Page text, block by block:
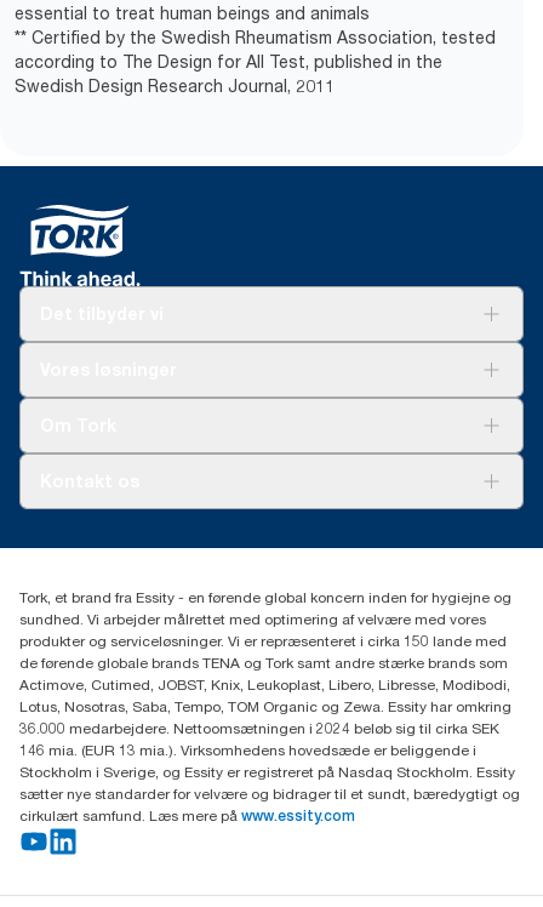
essential to treat human beings and animals
** Certified by the Swedish Rheumatism Association, tested
according to The Design for All Test, published in the
Swedish Design Research Journal, 2011
Smiley-rapport
(+45) 48 16 82 44
Professional Hygiene
Gydevang 33
DK-3450 Allerød
Tork, et brand fra Essity - en førende global koncern inden for hygiejne og
sundhed. Vi arbejder målrettet med optimering af velvære med vores
produkter og serviceløsninger. Vi er repræsenteret i cirka 150 lande med
de førende globale brands TENA og Tork samt andre stærke brands som
Actimove, Cutimed, JOBST, Knix, Leukoplast, Libero, Libresse, Modibodi,
Lotus, Nosotras, Saba, Tempo, TOM Organic og Zewa. Essity har omkring
36.000 medarbejdere. Nettoomsætningen i 2024 beløb sig til cirka SEK
146 mia. (EUR 13 mia.). Virksomhedens hovedsæde er beliggende i
Stockholm i Sverige, og Essity er registreret på Nasdaq Stockholm. Essity
sætter nye standarder for velvære og bidrager til et sundt, bæredygtigt og
cirkulært samfund. Læs mere på www.essity.com